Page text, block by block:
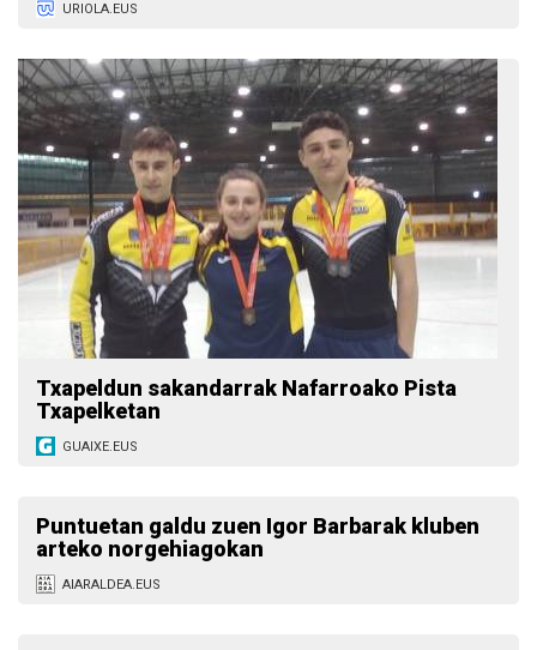
URIOLA.EUS
Txapeldun sakandarrak Nafarroako Pista
Txapelketan
GUAIXE.EUS
Puntuetan galdu zuen Igor Barbarak kluben
arteko norgehiagokan
AIARALDEA.EUS